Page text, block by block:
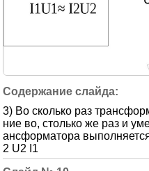
3) Во сколько раз
ние во, столько же раз и
ансформатора
2 U2 I1